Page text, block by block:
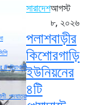
সারাদেশআগস্ট
৮, ২০২৬
পলাশবাড়ীর
কিশোরগাড়ি
ইউনিয়নের
৪টি
#পটুয়াখালী